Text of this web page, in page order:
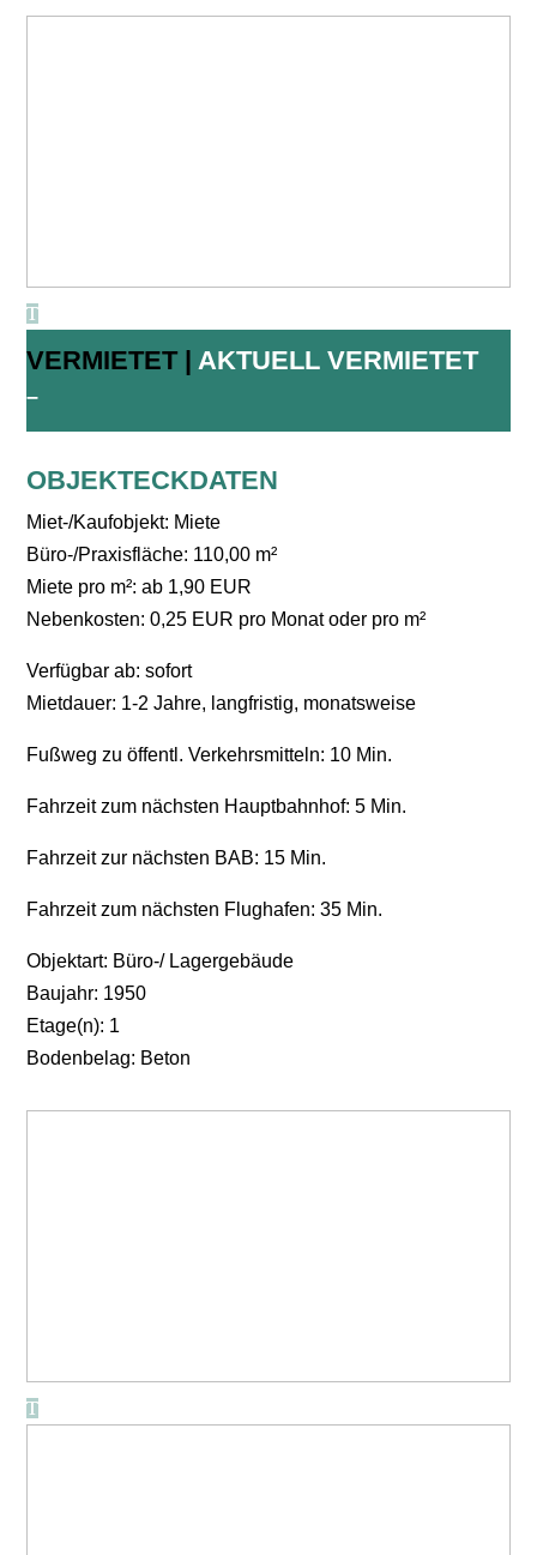
VERMIETET | AKTUELL VERMIETET
–
OBJEKTECKDATEN
Miet-/Kaufobjekt: Miete
Büro-/Praxisfläche: 110,00 m²
Miete pro m²: ab 1,90 EUR
Nebenkosten: 0,25 EUR pro Monat oder pro m²
Verfügbar ab: sofort
Mietdauer: 1-2 Jahre, langfristig, monatsweise
Fußweg zu öffentl. Verkehrsmitteln: 10 Min.
Fahrzeit zum nächsten Hauptbahnhof: 5 Min.
Fahrzeit zur nächsten BAB: 15 Min.
Fahrzeit zum nächsten Flughafen: 35 Min.
Objektart: Büro-/ Lagergebäude
Baujahr: 1950
Etage(n): 1
Bodenbelag: Beton